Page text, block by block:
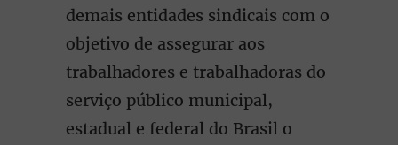
demais entidades sindicais com o
objetivo de assegurar aos
trabalhadores e trabalhadoras do
serviço público municipal,
estadual e federal do Brasil o